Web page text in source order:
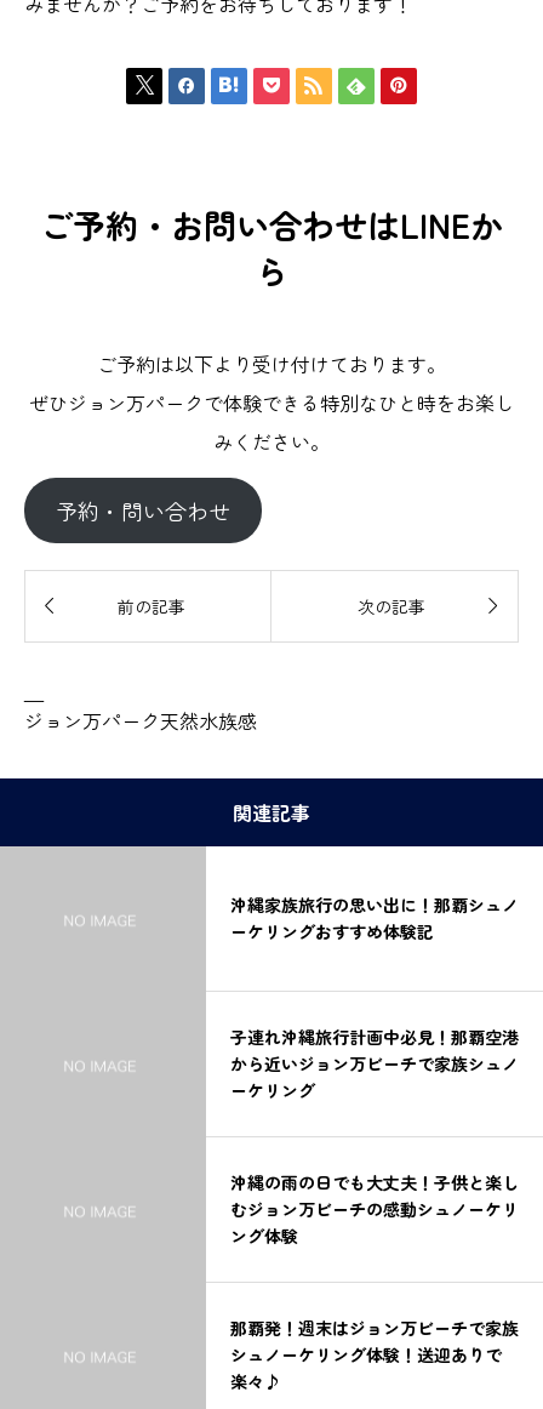
      
ご予約・お問い合わせはLINEか
ら
ご予約は以下より受け付けております。
ぜひジョン万パークで体験できる特別なひと時をお楽し
みください。
予約・問い合わせ
 前の記事 次の記事 
—
ジョン万パーク天然水族感
関連記事
沖縄家族旅行の思い出に！那覇シュノ
ーケリングおすすめ体験記
子連れ沖縄旅行計画中必見！那覇空港
から近いジョン万ビーチで家族シュノ
ーケリング
沖縄の雨の日でも大丈夫！子供と楽し
むジョン万ビーチの感動シュノーケリ
ング体験
那覇発！週末はジョン万ビーチで家族
シュノーケリング体験！送迎ありで
楽々♪